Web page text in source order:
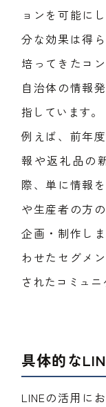
ョンを可能に
分な効果は得
培ってきたコ
自治体の情報
指しています。
例えば、前年
報や返礼品の
際、単に情報
や生産者の方
企画・制作し
わせたセグメ
されたコミュニ
具体的な
LINEの活用に